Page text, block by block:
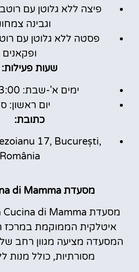
פיצה ללא גלוטן עם רוטב
וגבינה
פסטה ללא גלוטן עם
ופקאנים
שעות פעילות:
ימים א'-שבת: 12:00-23:00
יום ראשון:
כתובת:
17, București,
România
מסעדת La Cucina di Mamma
איטלקית הממוקמת במרכז
המסעדה מציעה מגוון רחב
מסורתיות, כולל מנות